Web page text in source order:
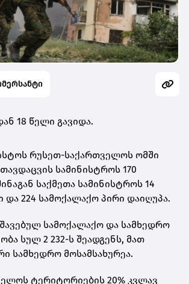
18 წელი გავიდა.
რუსეთ-საქართველოს ომში
სამინისტროს 170
საქმეთა სამინისტროს 14
224 სამოქალაქო პირი დაიღუპა.
სამოქალაქო და სამხედრო
სულ 2 232-ს შეადგენს, მათ
სამხედრო მოსამსახურეა.
ტერიტორიების 20% კვლავ